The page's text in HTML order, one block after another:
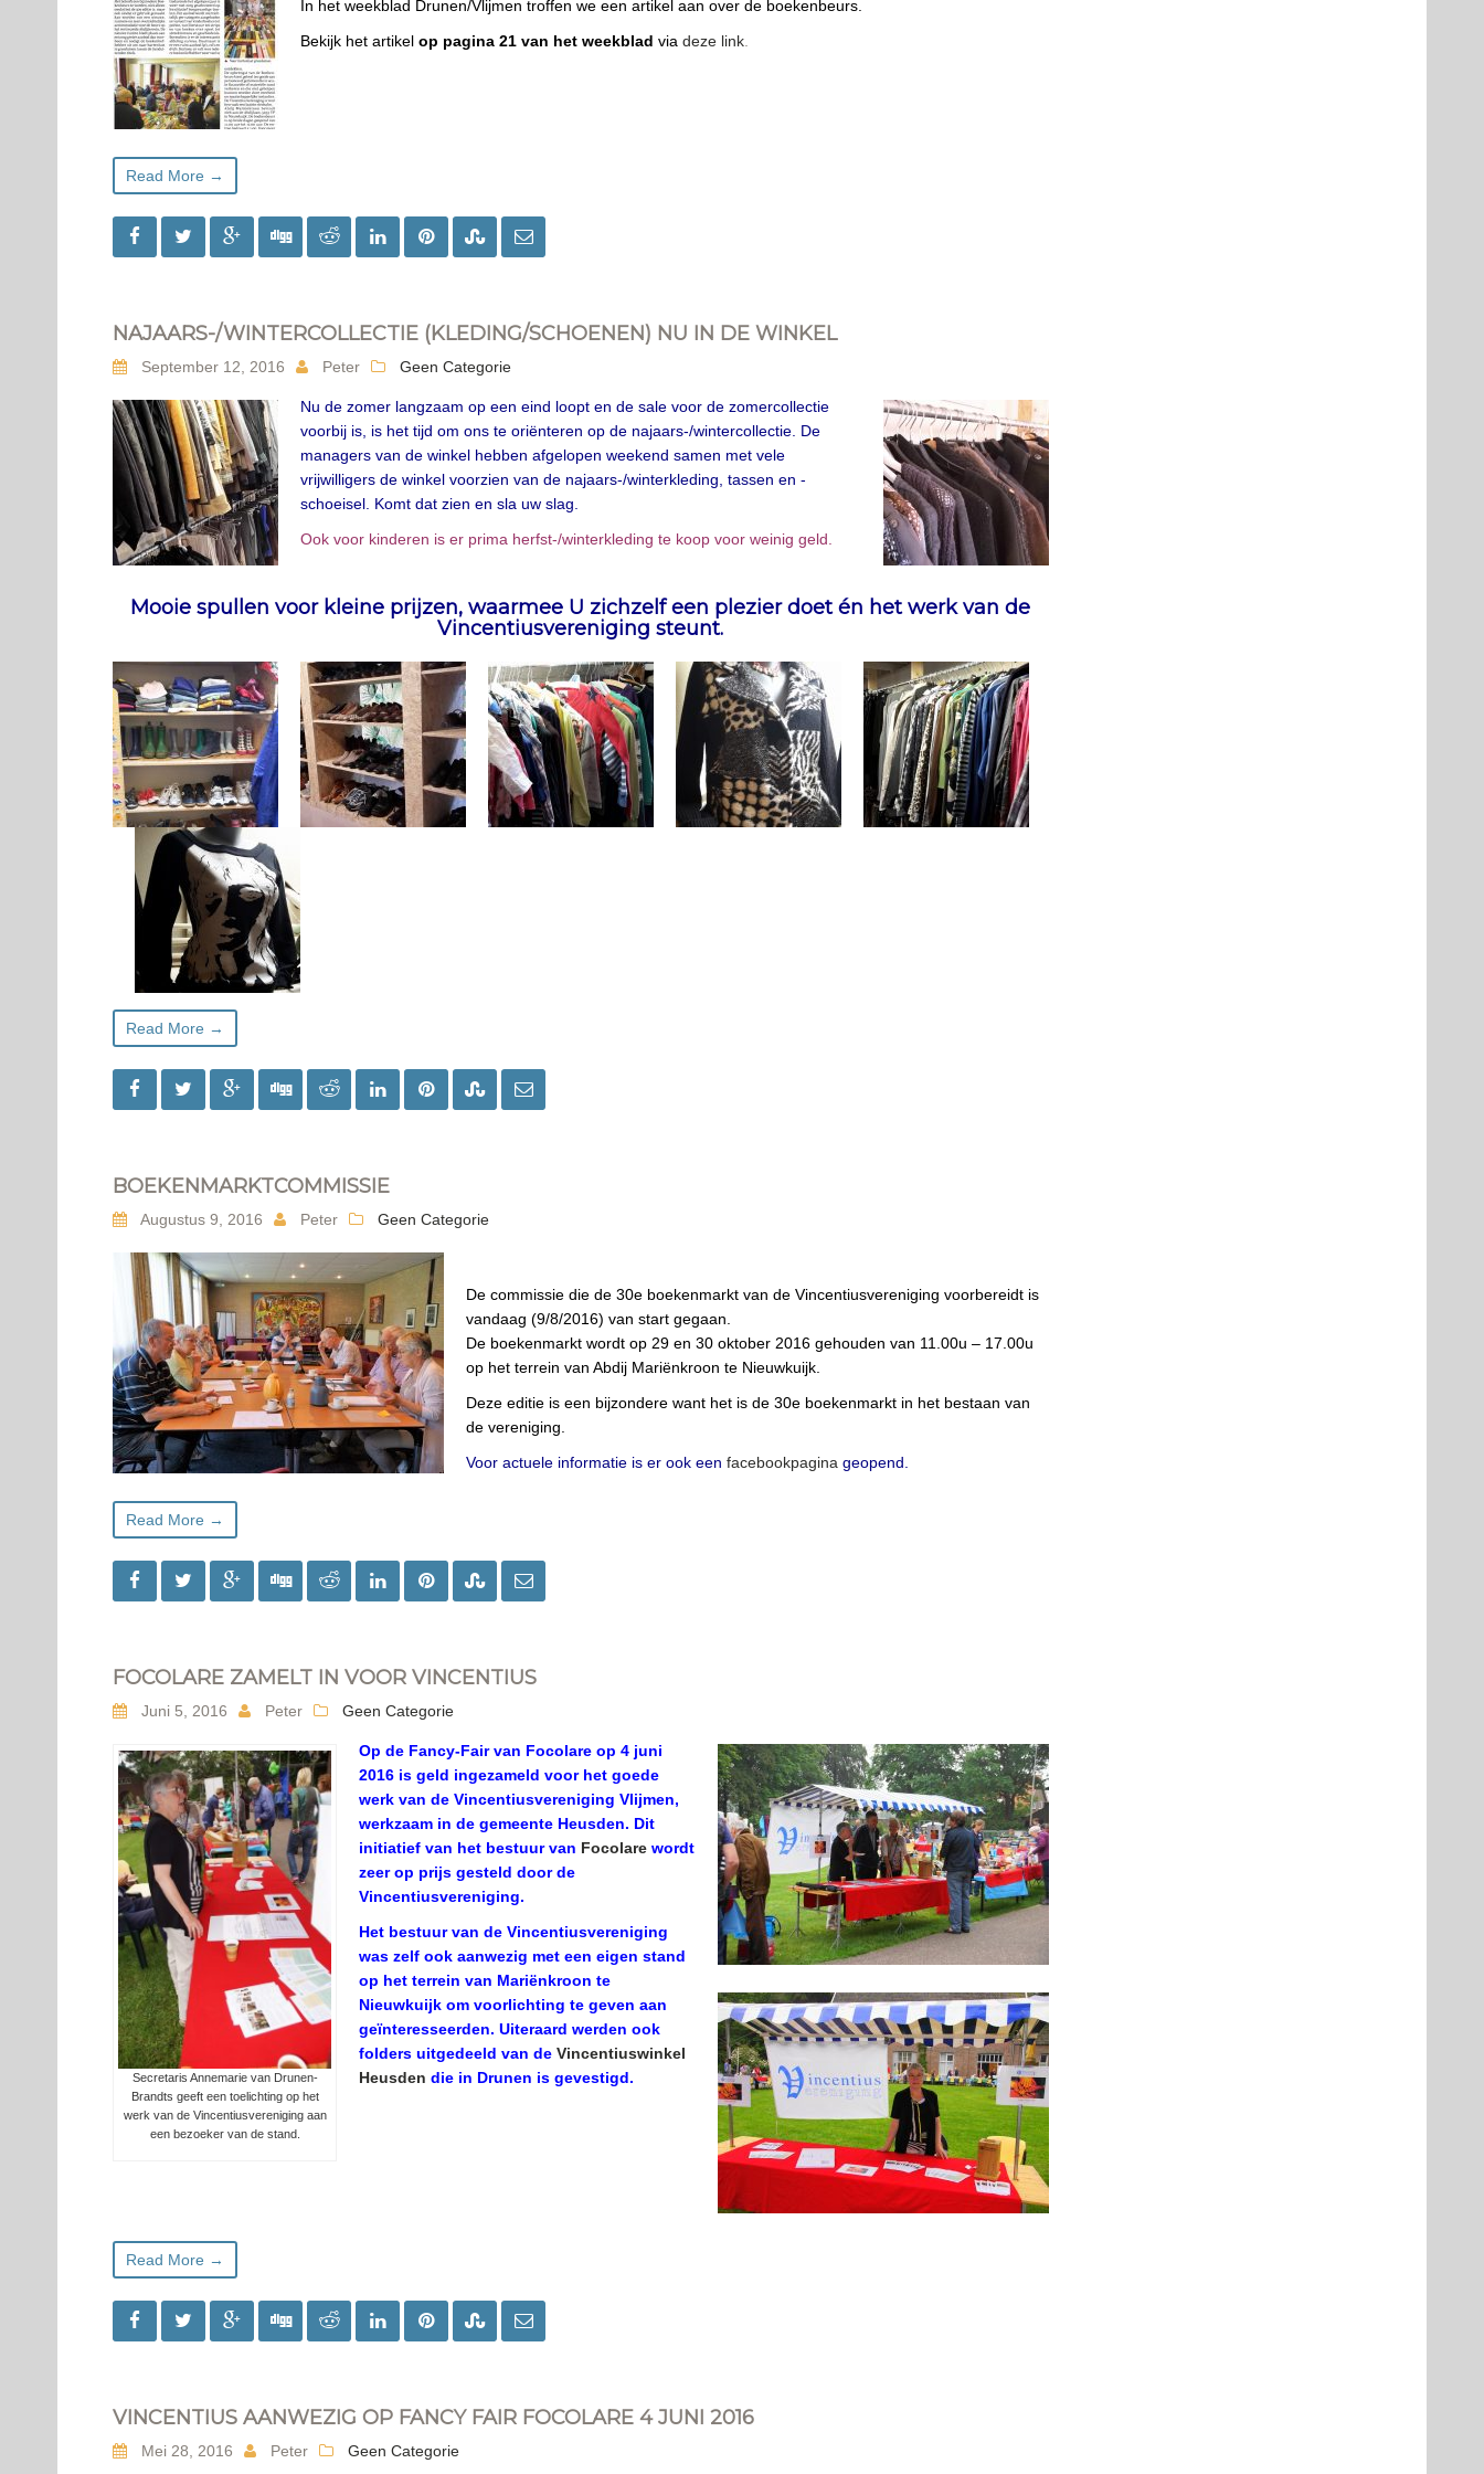
In het weekblad Drunen/Vlijmen troffen we een artikel aan over de boekenbeurs.
Bekijk het artikel op pagina 21 van het weekblad via deze link
Read More →
NAJAARS-/WINTERCOLLECTIE (KLEDING/SCHOENEN) NU IN DE WINKEL
September 12, 2016 Peter Geen Categorie
Nu de zomer langzaam op een eind loopt en de sale voor de zomercollectie
voorbij is, is het tijd om ons te oriënteren op de najaars-/wintercollectie. De
managers van de winkel hebben afgelopen weekend samen met vele
vrijwilligers de winkel voorzien van de najaars-/winterkleding, tassen en -
schoeisel. Komt dat zien en sla uw slag.
Ook voor kinderen is er prima herfst-/winterkleding te koop voor weinig geld.
Mooie spullen voor kleine prijzen, waarmee U zichzelf een plezier doet én het werk van de
Vincentiusvereniging steunt.
Read More →
BOEKENMARKTCOMMISSIE
Augustus 9, 2016 Peter Geen Categorie
De commissie die de 30e boekenmarkt van de Vincentiusvereniging voorbereidt is
vandaag (9/8/2016) van start gegaan.
De boekenmarkt wordt op 29 en 30 oktober 2016 gehouden van 11.00u – 17.00u
op het terrein van Abdij Mariënkroon te Nieuwkuijk.
Deze editie is een bijzondere want het is de 30e boekenmarkt in het bestaan van
de vereniging.
Voor actuele informatie is er ook een facebookpagina geopend.
Read More →
FOCOLARE ZAMELT IN VOOR VINCENTIUS
Juni 5, 2016 Peter Geen Categorie
Secretaris Annemarie van Drunen-
Brandts geeft een toelichting op het
werk van de Vincentiusvereniging aan
een bezoeker van de stand.
Op de Fancy-Fair van Focolare op 4 juni
2016 is geld ingezameld voor het goede
werk van de Vincentiusvereniging Vlijmen,
werkzaam in de gemeente Heusden. Dit
initiatief van het bestuur van Focolare wordt
zeer op prijs gesteld door de
Vincentiusvereniging.
Het bestuur van de Vincentiusvereniging
was zelf ook aanwezig met een eigen stand
op het terrein van Mariënkroon te
Nieuwkuijk om voorlichting te geven aan
geïnteresseerden. Uiteraard werden ook
folders uitgedeeld van de Vincentiuswinkel
Heusden die in Drunen is gevestigd.
Read More →
VINCENTIUS AANWEZIG OP FANCY FAIR FOCOLARE 4 JUNI 2016
Mei 28, 2016 Peter Geen Categorie